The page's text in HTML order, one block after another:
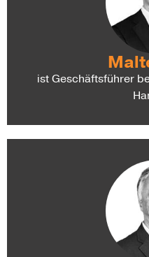
ist Geschäftsführer